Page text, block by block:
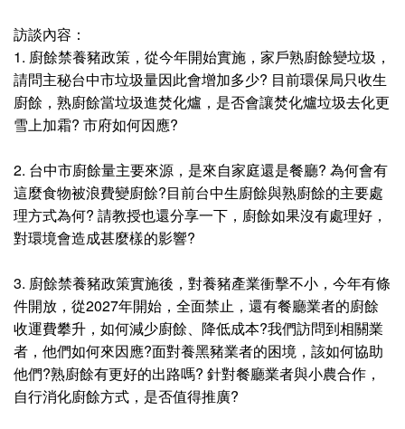
訪談內容：
1. 廚餘禁養豬政策，從今年開始實施，家戶熟廚餘變垃圾，
請問主秘台中市垃圾量因此會增加多少? 目前環保局只收生
廚餘，熟廚餘當垃圾進焚化爐，是否會讓焚化爐垃圾去化更
雪上加霜? 市府如何因應?
2. 台中市廚餘量主要來源，是來自家庭還是餐廳? 為何會有
這麼食物被浪費變廚餘?目前台中生廚餘與熟廚餘的主要處
理方式為何? 請教授也還分享一下，廚餘如果沒有處理好，
對環境會造成甚麼樣的影響?
3. 廚餘禁養豬政策實施後，對養豬產業衝擊不小，今年有條
件開放，從2027年開始，全面禁止，還有餐廳業者的廚餘
收運費攀升，如何減少廚餘、降低成本?我們訪問到相關業
者，他們如何來因應?面對養黑豬業者的困境，該如何協助
他們?熟廚餘有更好的出路嗎? 針對餐廳業者與小農合作，
自行消化廚餘方式，是否值得推廣?